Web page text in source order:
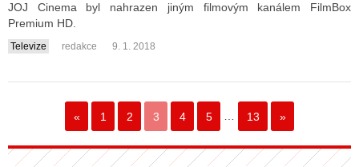
JOJ Cinema byl nahrazen jiným filmovým kanálem FilmBox
Premium HD.
....
Televize redakce 9. 1. 2018
« 1 2 3 4 5 13 »